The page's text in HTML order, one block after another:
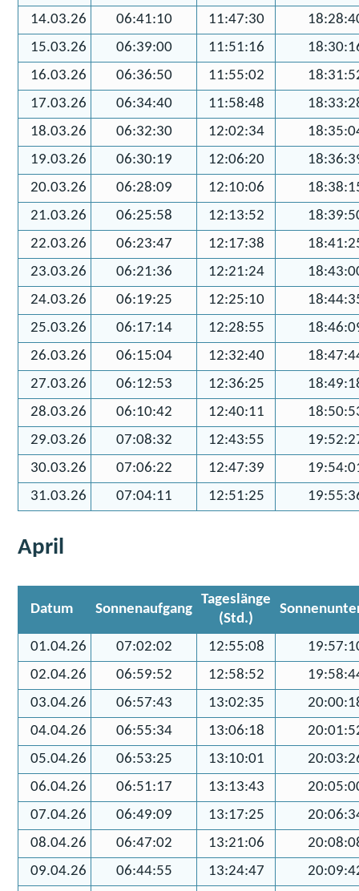
14.03.26
06:41:10 11:47:30
15.03.26
06:39:00 11:51:16
16.03.26
06:36:50 11:55:02
17.03.26
06:34:40 11:58:48
18.03.26
06:32:30 12:02:34
19.03.26
06:30:19 12:06:20
20.03.26
06:28:09 12:10:06
21.03.26
06:25:58 12:13:52
22.03.26
06:23:47 12:17:38
23.03.26
06:21:36 12:21:24
24.03.26
06:19:25 12:25:10
25.03.26
06:17:14 12:28:55
26.03.26
06:15:04 12:32:40
27.03.26
06:12:53 12:36:25
28.03.26
06:10:42 12:40:11
29.03.26
07:08:32 12:43:55
30.03.26
07:06:22 12:47:39
31.03.26
07:04:11 12:51:25
April
Datum Sonnenaufgang
Tageslänge
(Std.)
01.04.26 07:02:02 12:55:08
02.04.26
06:59:52 12:58:52
03.04.26
06:57:43 13:02:35
04.04.26
06:55:34 13:06:18
05.04.26
06:53:25 13:10:01
06.04.26
06:51:17 13:13:43
07.04.26
06:49:09 13:17:25
08.04.26
06:47:02 13:21:06
09.04.26
06:44:55 13:24:47